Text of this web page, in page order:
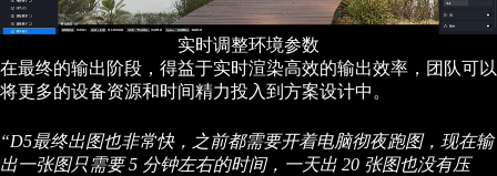
实时调整环境参数
在最终的输出阶段，得益于实时渲染高效的输出效率，团队可以
将更多的设备资源和时间精力投入到方案设计中。
“D5最终出图也非常快，之前都需要开着电脑彻夜跑图，现在输
出一张图只需要 5 分钟左右的时间，一天出 20 张图也没有压